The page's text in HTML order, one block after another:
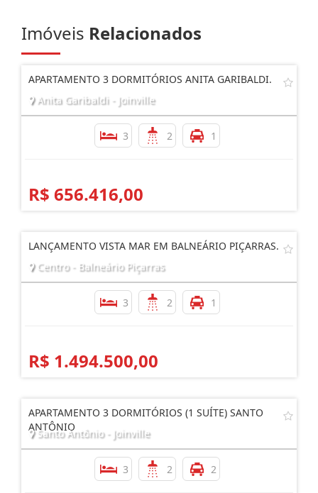
Imóveis Relacionados
APARTAMENTO 3 DORMITÓRIOS ANITA GARIBALDI.
Anita Garibaldi - Joinville
3 2 1
R$ 656.416,00
LANÇAMENTO VISTA MAR EM BALNEÁRIO PIÇARRAS.
Centro - Balneário Piçarras
3 2 1
R$ 1.494.500,00
APARTAMENTO 3 DORMITÓRIOS (1 SUÍTE) SANTO
ANTÔNIO
Santo Antônio - Joinville
3 2 2